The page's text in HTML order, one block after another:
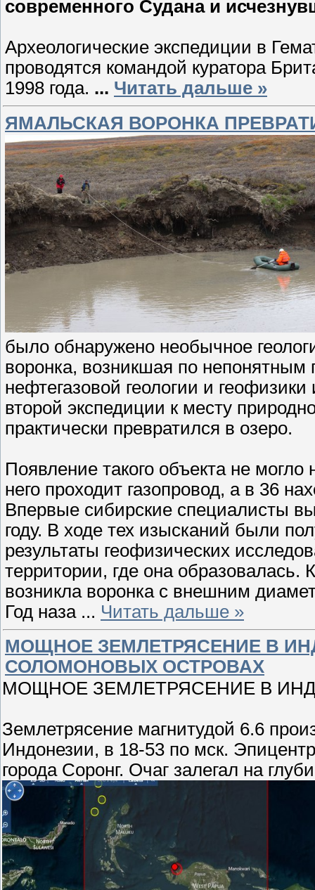
современного Судана и
Археологические экспедиции в
проводятся командой куратора
1998 года. ... Читать дальше »
ЯМАЛЬСКАЯ ВОРОНКА
было обнаружено необычное
воронка, возникшая по
нефтегазовой геологии и
второй экспедиции к месту
практически превратился в озеро.
Появление такого объекта не
него проходит газопровод, а в 36
Впервые сибирские специалисты
году. В ходе тех изысканий были
результаты геофизических
территории, где она образовалась.
возникла воронка с внешним
Год наза ... Читать дальше »
МОЩНОЕ ЗЕМЛЕТРЯСЕНИЕ В
СОЛОМОНОВЫХ ОСТРОВАХ
МОЩНОЕ ЗЕМЛЕТРЯСЕНИЕ В
Землетрясение магнитудой 6.6
Индонезии, в 18-53 по мск.
города Соронг. Очаг залегал на